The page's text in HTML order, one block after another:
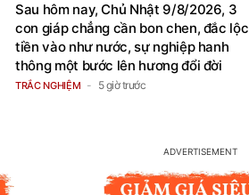
Sau hôm nay, Chủ Nhật 9/8/2026, 3
con giáp chẳng cần bon chen, đắc lộc
tiền vào như nước, sự nghiệp hanh
thông một bước lên hương đổi đời
TRẮC NGHIỆM 5 giờ trước